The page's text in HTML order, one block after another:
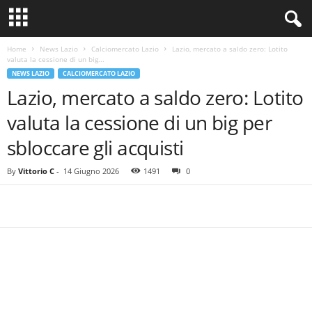
Home News Lazio Calciomercato Lazio
Lazio, mercato a saldo zero: Lotito
valuta la cessione di un big...
NEWS LAZIO CALCIOMERCATO LAZIO
Lazio, mercato a saldo zero: Lotito
valuta la cessione di un big per
sbloccare gli acquisti
By Vittorio C - 14 Giugno 2026 1491 0